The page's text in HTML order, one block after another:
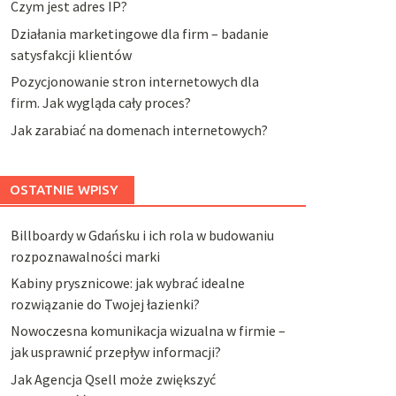
Czym jest adres IP?
Działania marketingowe dla firm – badanie
satysfakcji klientów
Pozycjonowanie stron internetowych dla
firm. Jak wygląda cały proces?
Jak zarabiać na domenach internetowych?
OSTATNIE WPISY
Billboardy w Gdańsku i ich rola w budowaniu
rozpoznawalności marki
Kabiny prysznicowe: jak wybrać idealne
rozwiązanie do Twojej łazienki?
Nowoczesna komunikacja wizualna w firmie –
jak usprawnić przepływ informacji?
Jak Agencja Qsell może zwiększyć